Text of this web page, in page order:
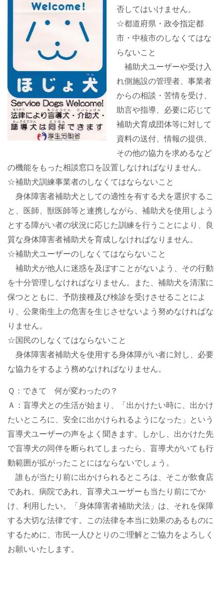
否してはいけません。
☆都道府県・政令指定都
市・中核市のしなくてはな
らないこと
補助犬ユーザーや受け入
れ側施設の管理者、事業者
からの相談・苦情を受け、
助言や指導、必要に応じて
補助犬育成団体等に対して
資料の送付、情報の提供、
その他の協力を求めるなど
の機能をもった相談窓口を設置しなければなりません。
☆補助犬訓練事業者のしなくてはならないこと
身体障害者補助犬としての適性を有する犬を選択するこ
と、医師、獣医師等と連携しながら、補助犬を使用しよう
とする障がい者の状況に応じた訓練を行うことにより、良
質な身体障害者補助犬を育成しなければなりません。
☆補助犬ユーザーのしなくてはならないこと
補助犬が他人に迷惑を及ぼすことがないよう、その行動
を十分管理しなければなりません。また、補助犬を清潔に
保つとともに、予防接種及び検診を受けさせることによ
り、公衆衛生上の危害を生じさせないよう努めなければな
りません。
☆国民のしなくてはならないこと
身体障害者補助犬を使用する身体障がい者に対し、必要
な協力をするよう務めなければなりません。
Ｑ：できて 何が変わったの？
Ａ：盲導犬との生活が始まり、「出かけたい時に、出かけ
たいところに、安全に出かけられるようになった」という
盲導犬ユーザーの声をよく聞きます。しかし、出かけた先
で盲導犬の同伴を断られてしまったら、盲導犬がいても行
動範囲が拡がったことにはならないでしょう。
誰もが当たり前に出かけられるところは、そこが飲食店
であれ、病院であれ、盲導犬ユーザーも当たり前にでか
け、利用したい。「身体障害者補助犬法」は、それを保障
する大切な法律です。この法律を本当に効果のあるものに
するために、市民一人ひとりのご理解とご協力をよろしく
お願いいたします。